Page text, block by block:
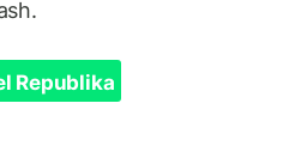
Republika